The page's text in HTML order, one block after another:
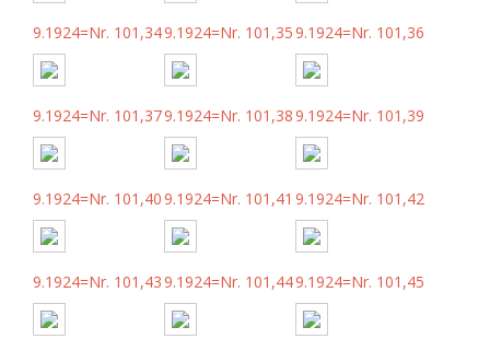
9.1924=Nr. 101,349.1924=Nr. 101,359.1924=Nr. 101,36
9.1924=Nr. 101,379.1924=Nr. 101,389.1924=Nr. 101,39
9.1924=Nr. 101,409.1924=Nr. 101,41 9.1924=Nr. 101,42
9.1924=Nr. 101,439.1924=Nr. 101,449.1924=Nr. 101,45